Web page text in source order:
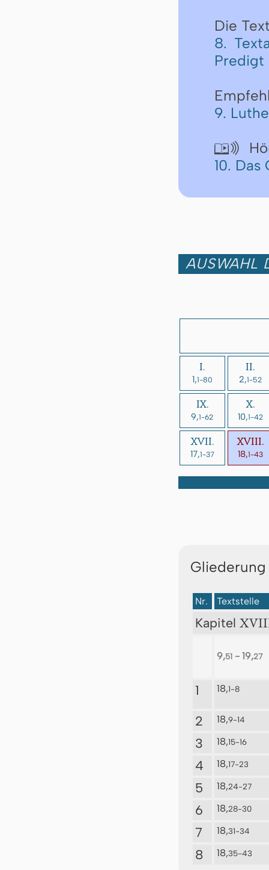
Die
8.
Predigt
9.

10.
AUSWAHL
I.
1,1-80
II.
2,1-52
IX.
9,1-62
X.
10,1-42
XVII.
17,1-37
XVIII.
18,1-43
Nr. Textstelle
Kapitel
9,51- 19,27
1 18,1-8
2 18,9-14
3 18,15-16
4 18,17-23
5 18,24-27
6 18,28-30
7 18,31-34
8 18,35-43